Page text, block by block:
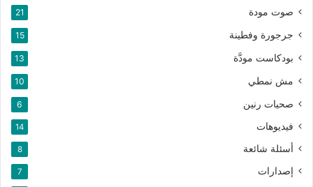
صوت مودة 21
جرجورة وفطينة 15
بودكاست مودَّة 13
مش نمطي 10
صحيات رنين 6
فيديوهات 14
أسئلة شائعة 8
إصدارات 7